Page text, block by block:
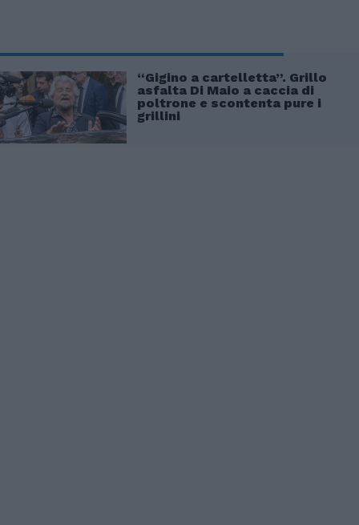
“Gigino a cartelletta”. Grillo
asfalta Di Maio a caccia di
poltrone e scontenta pure i
grillini